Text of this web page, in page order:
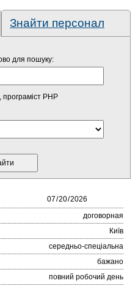
Знайти персонал
для пошуку:
PHP
договорная
Київ
середньо-спеціальна
бажано
повний робочий день